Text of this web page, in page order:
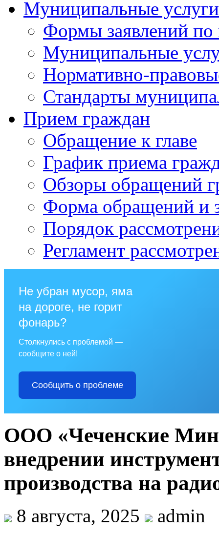
Муниципальные услуги
Формы заявлений
Муниципальные
Нормативно-
Стандарты
Прием граждан
Обращение к главе
График приема
Обзоры обращений
Форма обращений и
Порядок
Регламент
Не убран мусор, яма
на дороге, не горит
фонарь?
Столкнулись с проблемой —
сообщите о ней!
Сообщить о проблеме
ООО «Чеченские
внедрении
производства на
8 августа, 2025
admin